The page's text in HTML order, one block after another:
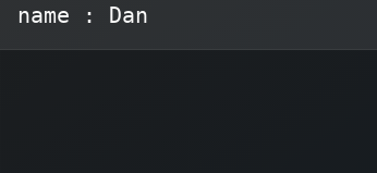
name : Dan